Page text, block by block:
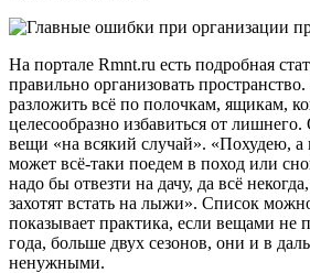
На портале Rmnt.ru есть подробная
правильно организовать
разложить всё по полочкам, ящикам,
целесообразно избавиться от
вещи «на всякий случай». «Похудею, а
может всё-таки поедем в поход или
надо бы отвезти на дачу, да всё
захотят встать на лыжи». Список
показывает практика, если вещами не
года, больше двух сезонов, они и в
ненужными.